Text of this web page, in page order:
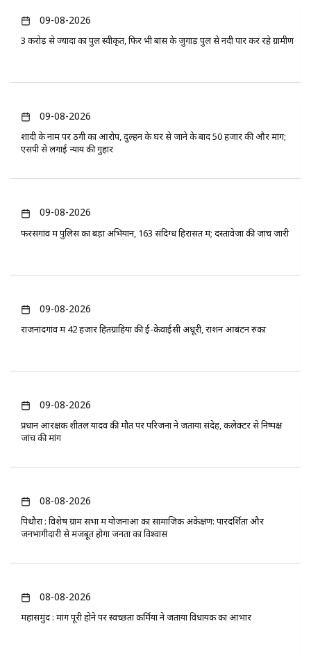
09-08-2026
3 करोड़ से ज्यादा का पुल स्वीकृत, फिर भी बांस के जुगाड़ पुल से नदी पार कर रहे ग्रामीण
09-08-2026
शादी के नाम पर ठगी का आरोप, दुल्हन के घर से जाने के बाद 50 हजार की और मांग;
एसपी से लगाई न्याय की गुहार
09-08-2026
फरसगांव में पुलिस का बड़ा अभियान, 163 संदिग्ध हिरासत में; दस्तावेजों की जांच जारी
09-08-2026
राजनांदगांव में 42 हजार हितग्राहियों की ई-केवाईसी अधूरी, राशन आबंटन रुका
09-08-2026
प्रधान आरक्षक शीतल यादव की मौत पर परिजनों ने जताया संदेह, कलेक्टर से निष्पक्ष
जांच की मांग
08-08-2026
पिथौरा : विशेष ग्राम सभा में योजनाओं का सामाजिक अंकेक्षण: पारदर्शिता और
जनभागीदारी से मजबूत होगा जनता का विश्वास
08-08-2026
महासमुंद : मांग पूरी होने पर स्वच्छता कर्मियों ने जताया विधायक का आभार